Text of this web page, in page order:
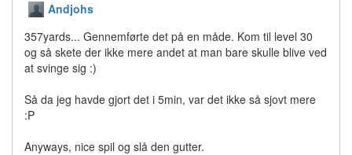
Andjohs
357yards... Gennemførte det på en måde. Kom til level 30
og så skete der ikke mere andet at man bare skulle blive ved
at svinge sig :)
Så da jeg havde gjort det i 5min, var det ikke så sjovt mere
:P
Anyways, nice spil og slå den gutter.